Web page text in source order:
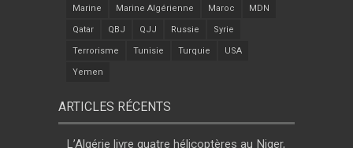
Marine Marine Algérienne Maroc MDN
Qatar QBJ QJJ Russie Syrie
Terrorisme Tunisie Turquie USA
Yemen
ARTICLES RÉCENTS
L’Algérie livre quatre hélicoptères au Niger,